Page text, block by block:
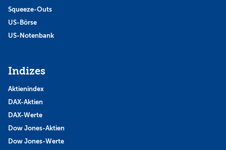
Squeeze-Outs
US-Börse
US-Notenbank
Indizes
Aktienindex
DAX-Aktien
DAX-Werte
Dow Jones-Aktien
Dow Jones-Werte